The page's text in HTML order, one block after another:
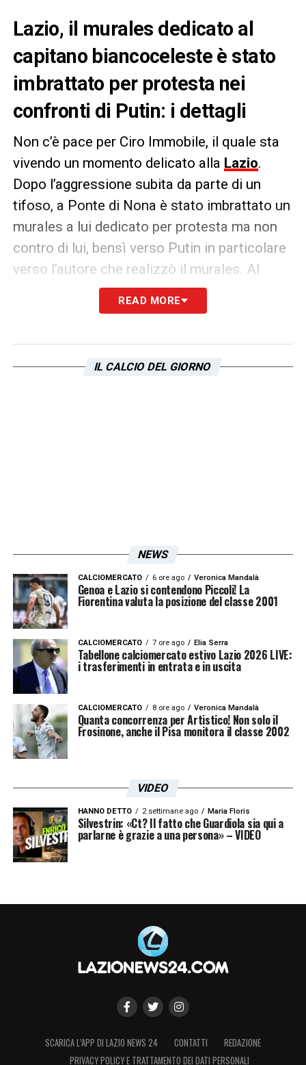
Lazio, il murales dedicato al
capitano biancoceleste è stato
imbrattato per protesta nei
confronti di Putin: i dettagli
Non c’è pace per Ciro Immobile, il quale sta
vivendo un momento delicato alla Lazio.
Dopo l’aggressione subita da parte di un
tifoso, a Ponte di Nona è stato imbrattato un
murales a lui dedicato per protesta ma non
contro di lui, bensì verso Putin in particolare
verso l’autore che realizzò il murales. Al
posto del ritratto era presente un enorme
Putin non è umano»
READ MORE
IL CALCIO DEL GIORNO
NEWS
CALCIOMERCATO 6 ore ago Veronica Mandalà
Genoa e Lazio si contendono Piccoli! La
Fiorentina valuta la posizione del classe 2001
CALCIOMERCATO 7 ore ago Elia Serra
Tabellone calciomercato estivo Lazio 2026 LIVE:
i trasferimenti in entrata e in uscita
CALCIOMERCATO 8 ore ago Veronica Mandalà
Quanta concorrenza per Artistico! Non solo il
Frosinone, anche il Pisa monitora il classe 2002
VIDEO
HANNO DETTO 2 settimane ago Maria Floris
Silvestrin: «Ct? Il fatto che Guardiola sia qui a
parlarne è grazie a una persona» – VIDEO
SCARICA L’APP DI LAZIO NEWS 24 CONTATTI
REDAZIONE
PRIVACY POLICY E TRATTAMENTO DEI DATI PERSONALI